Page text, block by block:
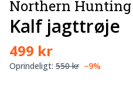
Northern Hunting
Kalf jagttrøje
499 kr
Oprindeligt: 550 kr −9%